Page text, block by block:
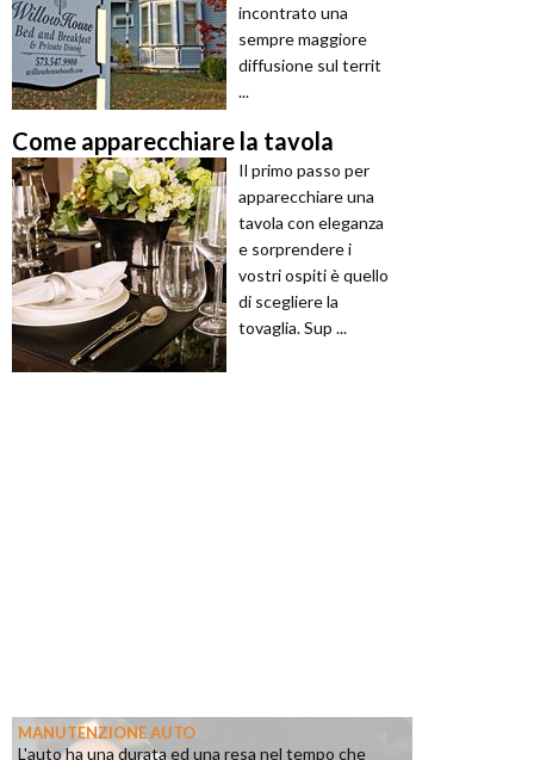
incontrato una
sempre maggiore
diffusione sul territ
...
Come apparecchiare la tavola
Il primo passo per
apparecchiare una
tavola con eleganza
e sorprendere i
vostri ospiti è quello
di scegliere la
tovaglia. Sup ...
MANUTENZIONE AUTO
L'auto ha una durata ed una resa nel tempo che